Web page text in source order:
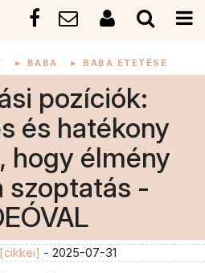
► BABA ► BABA ETETÉSE
pozíciók:
és hatékony
hogy élmény
szoptatás -
[cikkei] - 2025-07-31